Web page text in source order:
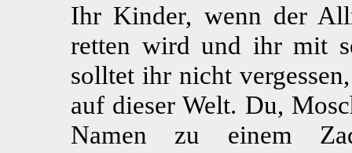
Ihr Kinder, wenn der
retten wird und ihr mit
solltet ihr nicht
auf dieser Welt. Du,
Namen zu einem